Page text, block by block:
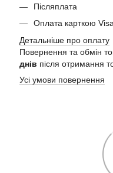
Післяплата
Оплата карткою
Детальніше про оплату
Повернення та обмін
днів після отримання
Усі умови повернення